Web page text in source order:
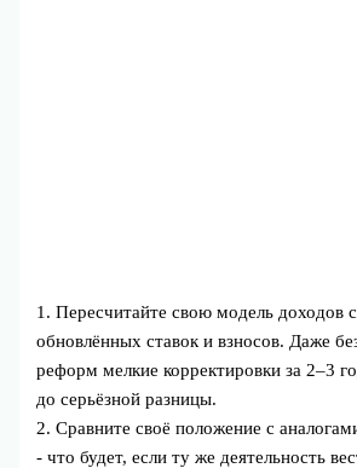
1. Пересчитайте свою модель доходов
обновлённых ставок и взносов. Даже
реформ мелкие корректировки за 2–3
до серьёзной разницы.
2. Сравните своё положение с
- что будет, если ту же деятельность